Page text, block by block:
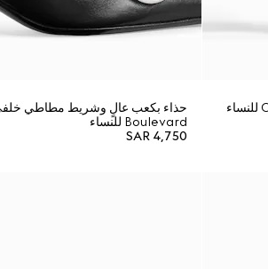
حذاء بكعب عالٍ وشريط مطاطي
Boulevard للنساء
SAR 4,750